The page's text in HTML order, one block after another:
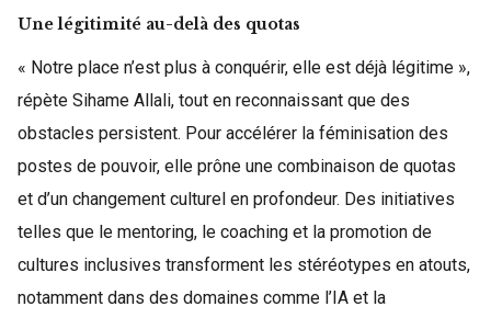
Une légitimité au-delà des quotas
« Notre place n’est plus à conquérir, elle est déjà légitime »,
répète Sihame Allali, tout en reconnaissant que des
obstacles persistent. Pour accélérer la féminisation des
postes de pouvoir, elle prône une combinaison de quotas
et d’un changement culturel en profondeur. Des initiatives
telles que le mentoring, le coaching et la promotion de
cultures inclusives transforment les stéréotypes en atouts,
notamment dans des domaines comme l’IA et la